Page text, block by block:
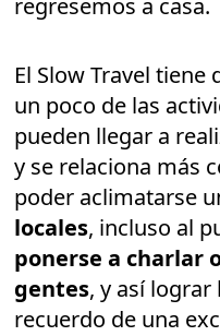
regresemos a casa.
El Slow Travel tiene
un poco de las
pueden llegar a
y se relaciona más
poder aclimatarse
locales, incluso al
ponerse a charlar
gentes, y así lograr
recuerdo de una